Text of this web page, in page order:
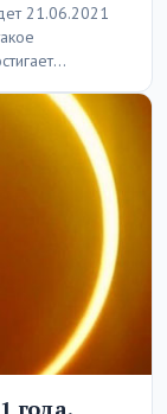
21.06.2021
года.